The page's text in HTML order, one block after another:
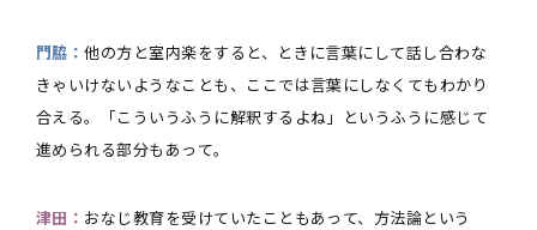
門脇：他の方と室内楽をすると、ときに言葉にして話し合わな
きゃいけないようなことも、ここでは言葉にしなくてもわかり
合える。「こういうふうに解釈するよね」というふうに感じて
進められる部分もあって。
津田： おなじ教育を受けていたこともあって、方法論という